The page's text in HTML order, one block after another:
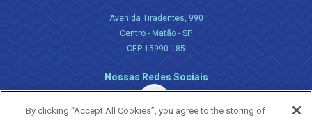
Avenida Tiradentes, 990
Centro - Matão - SP
CEP 15990-185
Nossas Redes Sociais
By clicking “Accept All Cookies”, you agree to the storing of